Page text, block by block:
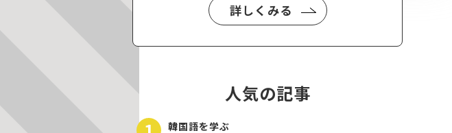
詳しくみる
人気の記事
韓国語を学ぶ